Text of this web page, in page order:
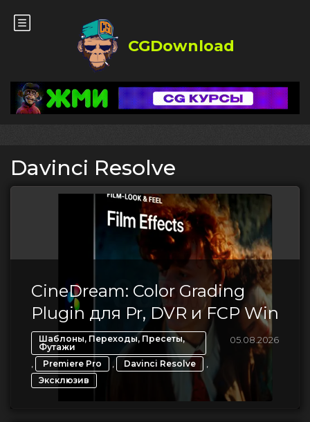
CGDownload
Davinci Resolve
CineDream: Color Grading
Plugin для Pr, DVR и FCP Win
Шаблоны, Переходы, Пресеты,
Футажи
, Premiere Pro , Davinci Resolve ,
Эксклюзив
05.08.2026